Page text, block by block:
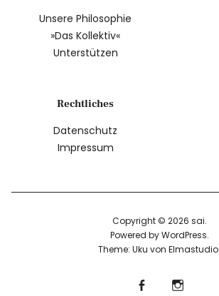
Unsere Philosophie
»Das Kollektiv«
Unterstützen
Rechtliches
Datenschutz
Impressum
Copyright © 2026 sai
Powered byWordPress
Theme: Uku von Elmastudio